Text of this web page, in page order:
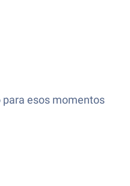
para esos momentos